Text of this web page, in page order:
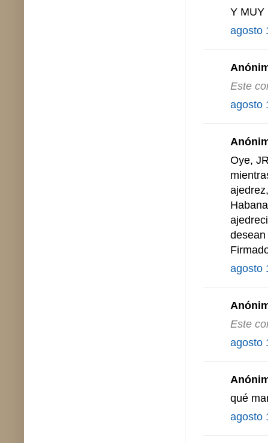
Y MUY
agosto
Este
agosto
Oye,
agosto
Este
agosto
qué
agosto